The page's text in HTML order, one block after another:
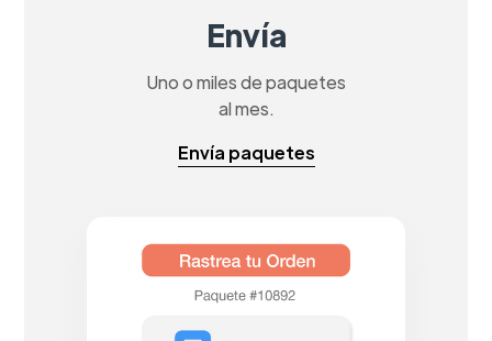
Envía
Uno o miles de paquetes
al mes.
Envía paquetes